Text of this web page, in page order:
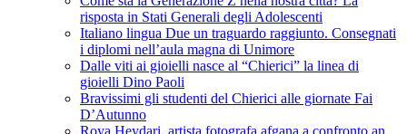
risposta in Stati Generali degli Adolescenti
Italiano lingua Due un traguardo raggiunto. Consegnati
i diplomi nell’aula magna di Unimore
Dalle viti ai gioielli nasce al “Chierici” la linea di
gioielli Dino Paoli
Bravissimi gli studenti del Chierici alle giornate Fai
D’Autunno